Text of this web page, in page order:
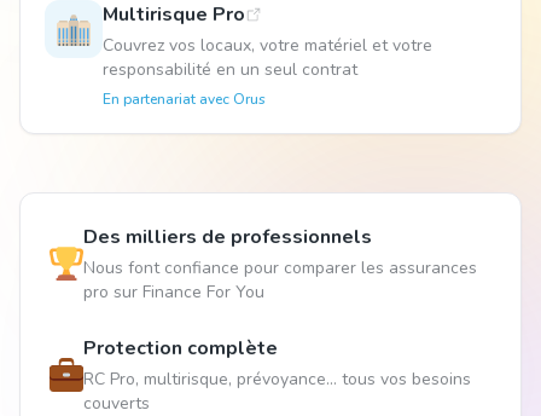
04 51 55 49 38
Multirisque Pro
Couvrez vos locaux, votre matériel et votre
responsabilité en un seul contrat
En partenariat avecOrus
Des milliers de professionnels
Nous font confiance pour comparer les assurances
pro sur Finance For You
Protection complète
RC Pro, multirisque, prévoyance... tous vos besoins
couverts